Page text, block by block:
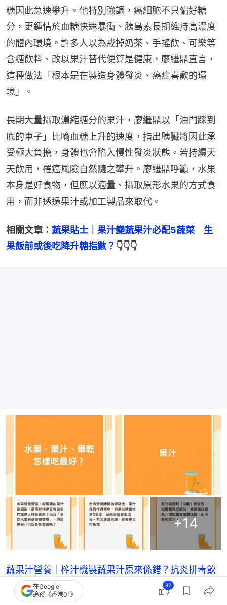
糖因此急速攀升。他特別強調，癌細胞不只偏好糖
分，更鍾情於血糖快速暴衝、胰島素長期維持高濃度
的體內環境。許多人以為戒掉奶茶、手搖飲、可樂等
含糖飲料、改以果汁替代便算是健康，廖繼鼎直言，
這種做法「根本是在製造身體發炎、癌症喜歡的環
境」。
長期大量攝取濃縮糖分的果汁，廖繼鼎以「油門踩到
底的車子」比喻血糖上升的速度，指出胰臟將因此承
受極大負擔，身體也會陷入慢性發炎狀態。若持續天
天飲用，罹癌風險自然隨之攀升。廖繼鼎呼籲，水果
本身是好食物，但應以適量、攝取原形水果的方式食
用，而非透過果汁或加工製品來取代。
相關文章： 蔬果貼士｜果汁變蔬果汁必配5蔬菜　生
果飯前或後吃降升糖指數？ 👇👇👇
+14
蔬果汁營養｜榨汁機製蔬果汁原來係錯？抗炎排毒飲
用6招穩定血糖
在Google
追蹤《香港01》
87